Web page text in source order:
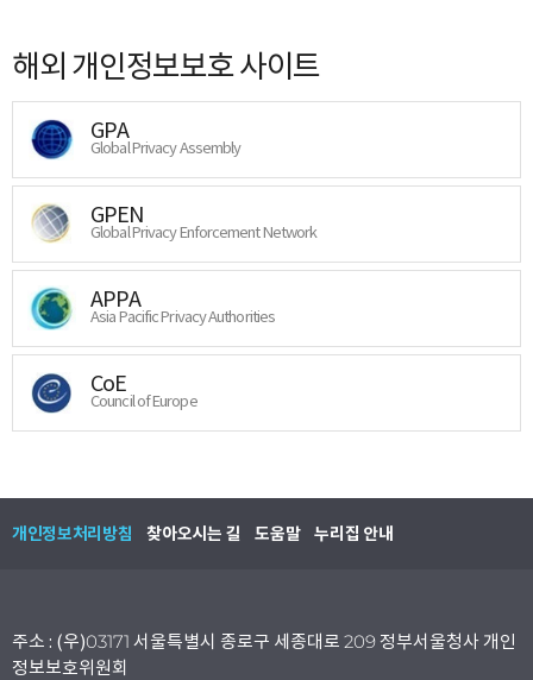
해외 개인정보보호 사이트
GPA
Global Privacy Assembly
GPEN
Global Privacy Enforcement Network
APPA
Asia Pacific Privacy Authorities
CoE
Council of Europe
개인정보처리방침 찾아오시는 길 도움말 누리집 안내
주소 : (우)03171 서울특별시 종로구 세종대로 209 정부서울청사 개인
정보보호위원회